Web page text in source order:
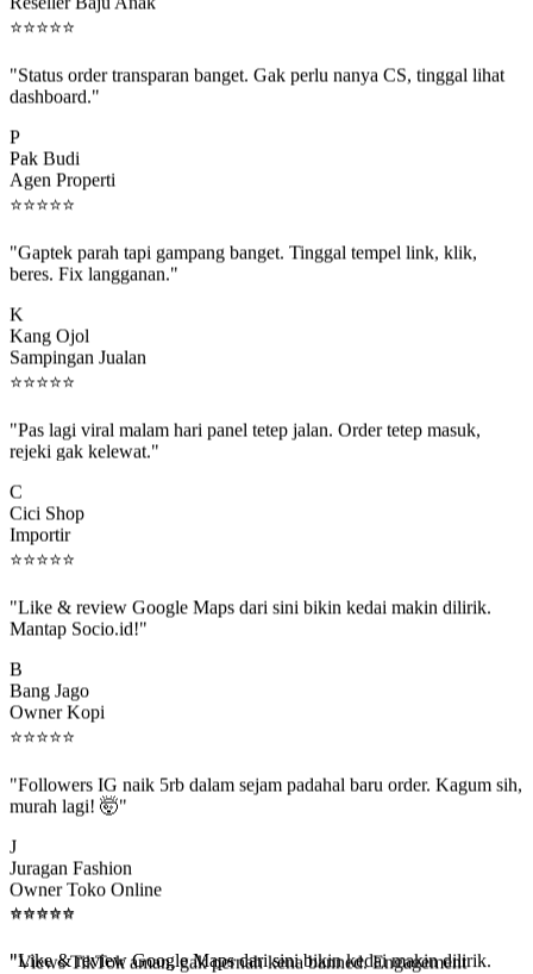
⭐⭐⭐⭐⭐
dashboard."
Pak Budi
Agen Properti
⭐⭐⭐⭐⭐
beres. Fix langganan."
Kang Ojol
Sampingan Jualan
⭐⭐⭐⭐⭐
rejeki gak kelewat."
Cici Shop
Importir
⭐⭐⭐⭐⭐
Mantap Socio.id!"
Bang Jago
Owner Kopi
⭐⭐⭐⭐ ⭐
murah lagi! 🤯"
Juragan Fashion
Owner Toko Online
⭐⭐⭐⭐ ⭐
beneran naik, algoritma suka."
⭐ ⭐ ⭐ ⭐ ⭐